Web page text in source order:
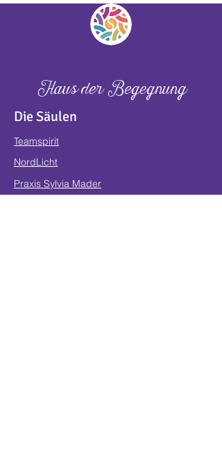
Haus der Begegnung
Die Säulen
Praxis Sylvia Mader
Teamspirit
NordLicht